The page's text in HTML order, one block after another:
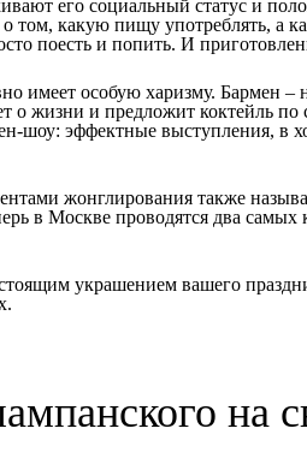
его социальный статус и
том, какую пищу употреблять, а
поесть и попить. И
имеет особую харизму. Бармен
о жизни и предложит коктейль
шоу: эффектные выступления, в
жонглирования также
в Москве проводятся два
украшением вашего
на